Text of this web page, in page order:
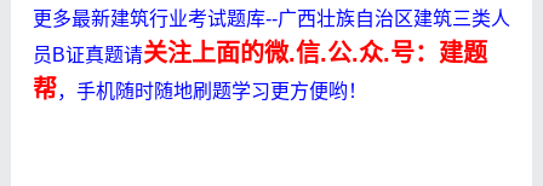
更多最新建筑行业考试题库--广西壮族自治区建筑三类人
员B证真题请关注上面的微.信.公.众.号：建题
帮，手机随时随地刷题学习更方便哟！